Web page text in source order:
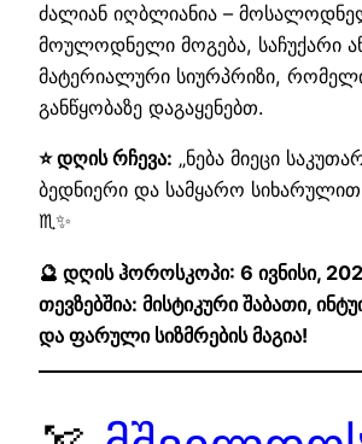
ძალიან იღბლიანია –
მოულოდნელი მოგება, საჩუქარი
მატერიალური სიურპრიზი,
განწყობაზე დაგაყენებთ.
⭐ დღის რჩევა: „ნება მიეცი
ბედნიერი და სამყარო სიხარულით
♏✨
🔮 დღის ჰოროსკოპი: 6 ივნისი,
თევზებშია: მისტიკური შაბათი,
და ფარული სიზმრების მაგია!